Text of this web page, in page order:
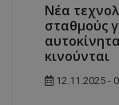
Νέα
σταθμούς
κινούνται
12.11.2025 -